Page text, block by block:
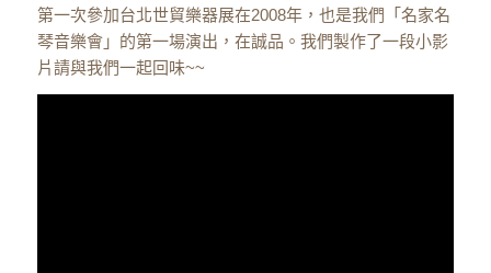
第一次參加台北世貿樂器展在2008年，也是我們「名家名
琴音樂會」的第一場演出，在誠品。我們製作了一段小影
片請與我們一起回味~~